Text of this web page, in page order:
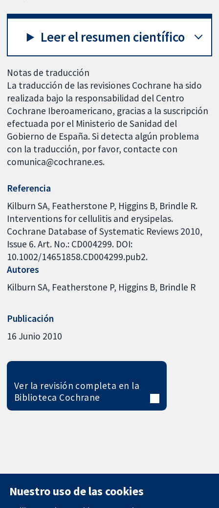
Leer el resumen científico
Notas de traducción
La traducción de las revisiones Cochrane ha sido
realizada bajo la responsabilidad del Centro
Cochrane Iberoamericano, gracias a la suscripción
efectuada por el Ministerio de Sanidad del
Gobierno de España. Si detecta algún problema
con la traducción, por favor, contacte con
comunica@cochrane.es.
Referencia
Kilburn SA, Featherstone P, Higgins B, Brindle R.
Interventions for cellulitis and erysipelas.
Cochrane Database of Systematic Reviews 2010,
Issue 6. Art. No.: CD004299. DOI:
10.1002/14651858.CD004299.pub2.
Autores
Kilburn SA Featherstone P Higgins B Brindle R
Publicación
16 Junio 2010
Ver la revisión completa en la
Biblioteca Cochrane
Nuestro uso de las cookies